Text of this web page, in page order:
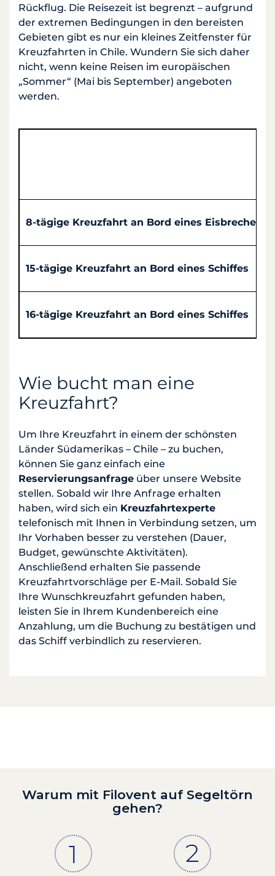
Rückflug. Die Reisezeit ist begrenzt – aufgrund
der extremen Bedingungen in den bereisten
Gebieten gibt es nur ein kleines Zeitfenster für
Kreuzfahrten in Chile. Wundern Sie sich daher
nicht, wenn keine Reisen im europäischen
„Sommer“ (Mai bis September) angeboten
werden.
8-tägige Kreuzfahrt an Bord eines Eisbrechers
15-tägige Kreuzfahrt an Bord eines Schiffes
16-tägige Kreuzfahrt an Bord eines Schiffes
Wie bucht man eine
Kreuzfahrt?
Um Ihre Kreuzfahrt in einem der schönsten
Länder Südamerikas – Chile – zu buchen,
können Sie ganz einfach eine
Reservierungsanfrage über unsere Website
stellen. Sobald wir Ihre Anfrage erhalten
haben, wird sich ein Kreuzfahrtexperte
telefonisch mit Ihnen in Verbindung setzen, um
Ihr Vorhaben besser zu verstehen (Dauer,
Budget, gewünschte Aktivitäten).
Anschließend erhalten Sie passende
Kreuzfahrtvorschläge per E-Mail. Sobald Sie
Ihre Wunschkreuzfahrt gefunden haben,
leisten Sie in Ihrem Kundenbereich eine
Anzahlung, um die Buchung zu bestätigen und
das Schiff verbindlich zu reservieren.
Warum mit Filovent auf Segeltörn
gehen?